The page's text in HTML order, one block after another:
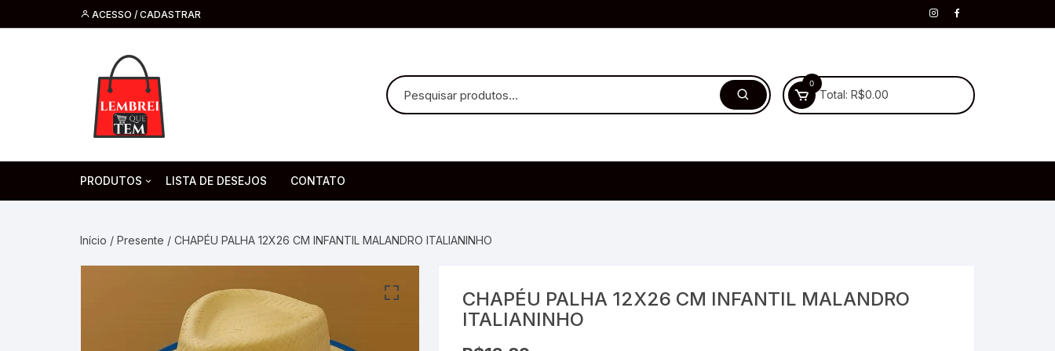
ACESSO / CADASTRAR
0
Total: R$0.00
PRODUTOS
Headsets e Microfone
Pilha. Bateria
Saúde
moda
Artigos para festa
LISTA DE DESEJOS CONTATO
Início / Presente / CHAPÉU PALHA 12X26 CM INFANTIL MALANDRO ITALIANINHO
CHAPÉU PALHA 12X26 CM INFANTIL MALANDRO
ITALIANINHO